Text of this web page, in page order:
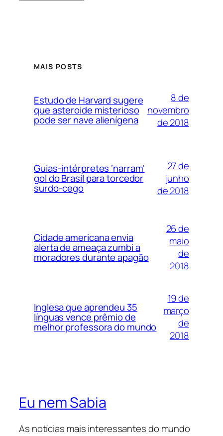
MAIS POSTS
Estudo de Harvard sugere
que asteroide misterioso
pode ser nave alienígena
8 de
novembro
de 2018
Guias-intérpretes ‘narram’
gol do Brasil para torcedor
surdo-cego
27 de
junho
de 2018
Cidade americana envia
alerta de ameaça zumbi a
moradores durante apagão
26 de
maio
de
2018
Inglesa que aprendeu 35
línguas vence prêmio de
melhor professora do mundo
19 de
março
de
2018
Eu nem Sabia
As notícias mais interessantes do mundo